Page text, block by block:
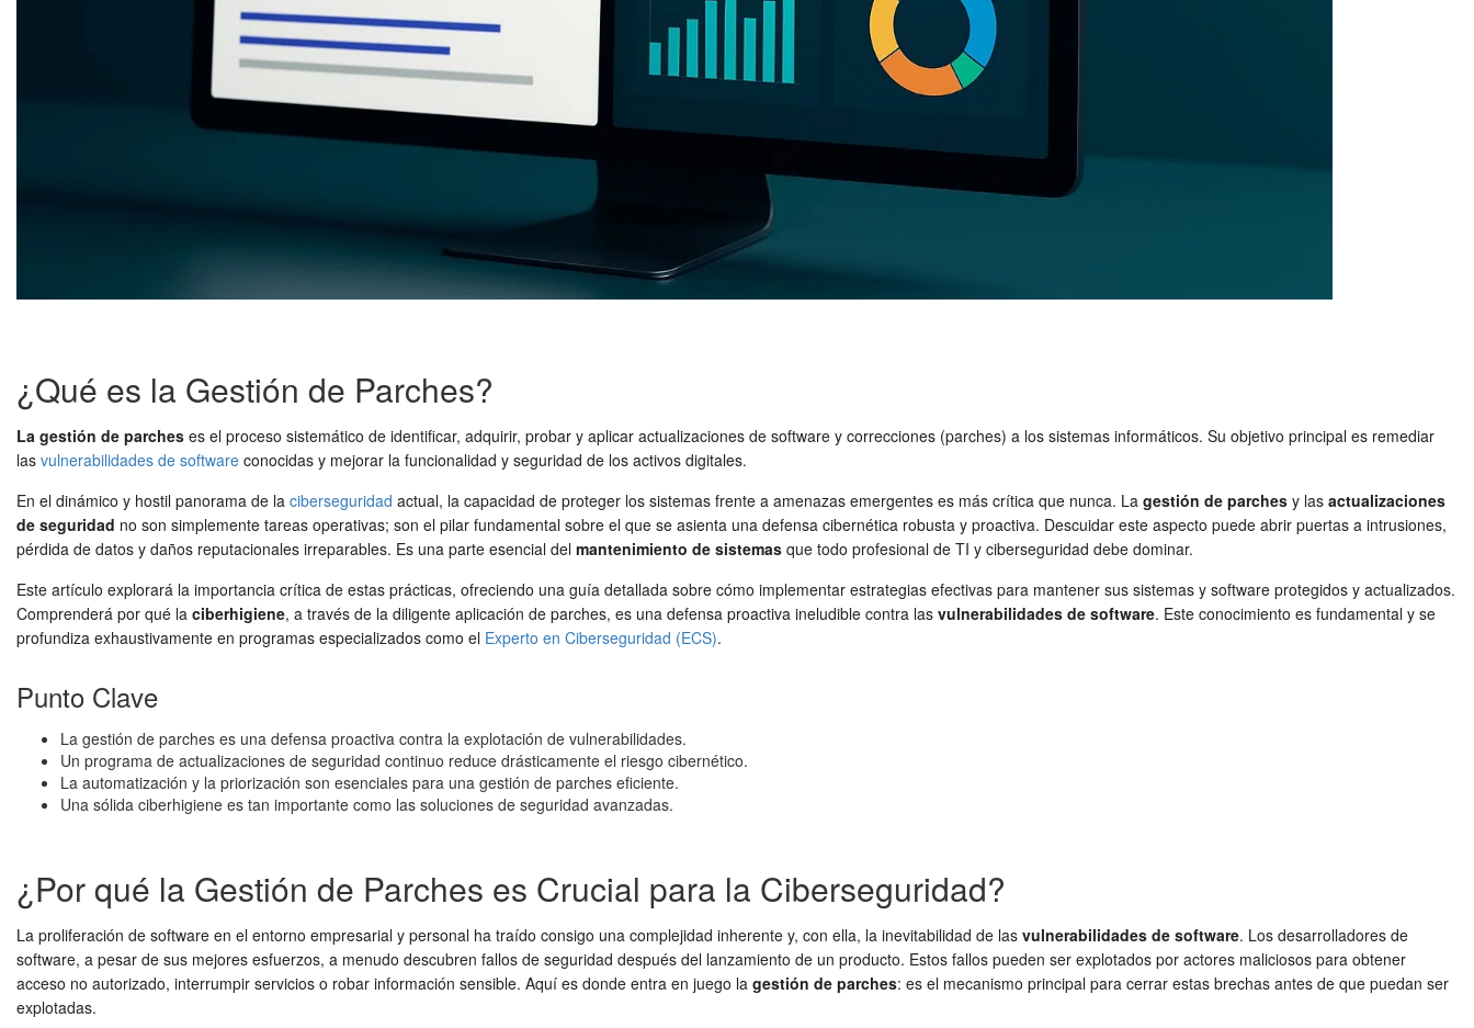
¿Qué es la Gestión de Parches?
La gestión de parches es el proceso sistemático de identificar, adquirir, probar y aplicar actualizaciones de software y correcciones (parches) a los sistemas informáticos. Su objetivo principal es remediar
las vulnerabilidades de software conocidas y mejorar la funcionalidad y seguridad de los activos digitales.
En el dinámico y hostil panorama de la ciberseguridad actual, la capacidad de proteger los sistemas frente a amenazas emergentes es más crítica que nunca. La gestión de parches y las actualizaciones
de seguridad no son simplemente tareas operativas; son el pilar fundamental sobre el que se asienta una defensa cibernética robusta y proactiva. Descuidar este aspecto puede abrir puertas a intrusiones,
pérdida de datos y daños reputacionales irreparables. Es una parte esencial del mantenimiento de sistemas que todo profesional de TI y ciberseguridad debe dominar.
Este artículo explorará la importancia crítica de estas prácticas, ofreciendo una guía detallada sobre cómo implementar estrategias efectivas para mantener sus sistemas y software protegidos y actualizados.
Comprenderá por qué la ciberhigiene, a través de la diligente aplicación de parches, es una defensa proactiva ineludible contra las vulnerabilidades de software. Este conocimiento es fundamental y se
profundiza exhaustivamente en programas especializados como el Experto en Ciberseguridad (ECS).
Punto Clave
La gestión de parches es una defensa proactiva contra la explotación de vulnerabilidades.
Un programa de actualizaciones de seguridad continuo reduce drásticamente el riesgo cibernético.
La automatización y la priorización son esenciales para una gestión de parches eficiente.
Una sólida ciberhigiene es tan importante como las soluciones de seguridad avanzadas.
¿Por qué la Gestión de Parches es Crucial para la Ciberseguridad?
La proliferación de software en el entorno empresarial y personal ha traído consigo una complejidad inherente y, con ella, la inevitabilidad de las vulnerabilidades de software. Los desarrolladores de
software, a pesar de sus mejores esfuerzos, a menudo descubren fallos de seguridad después del lanzamiento de un producto. Estos fallos pueden ser explotados por actores maliciosos para obtener
acceso no autorizado, interrumpir servicios o robar información sensible. Aquí es donde entra en juego la gestión de parches: es el mecanismo principal para cerrar estas brechas antes de que puedan ser
explotadas.